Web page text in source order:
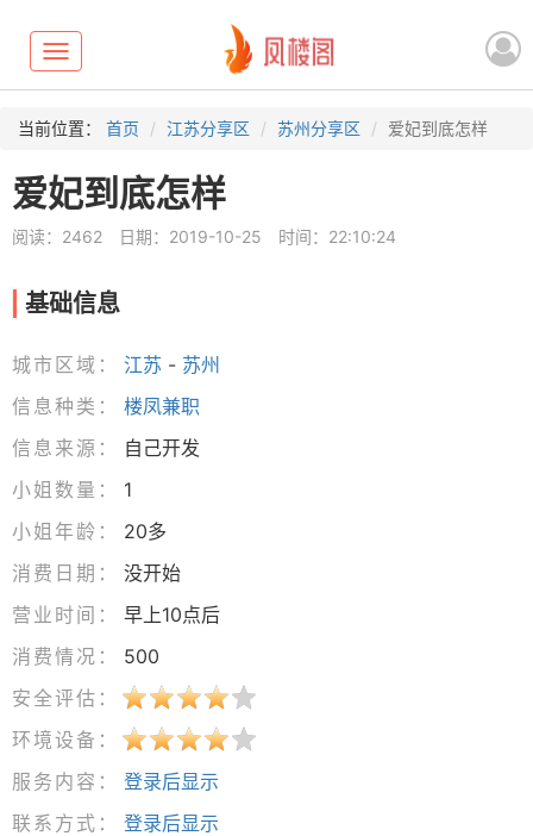
Toggle
navigation
当前位置： 首页 江苏分享区 苏州分享区 爱妃到底怎样
爱妃到底怎样
阅读：2462 日期：2019-10-25 时间：22:10:24
基础信息
城市区域： 江苏 - 苏州
信息种类：
楼凤兼职
信息来源：
自己开发
小姐数量：
1
小姐年龄：
20多
消费日期：
没开始
营业时间：
早上10点后
消费情况：
500
安全评估：
环境设备：
服务内容：
登录后显示
联系方式：
登录后显示